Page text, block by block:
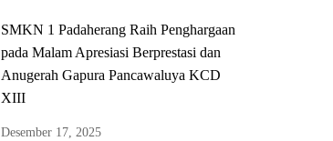
SMKN 1 Padaherang Raih Penghargaan
pada Malam Apresiasi Berprestasi dan
Anugerah Gapura Pancawaluya KCD
XIII
Desember 17, 2025